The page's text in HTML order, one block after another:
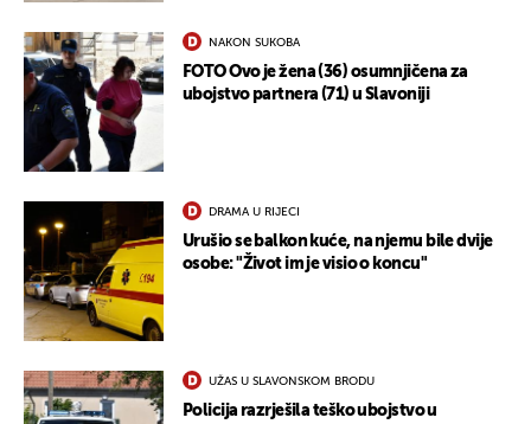
NAKON SUKOBA
FOTO Ovo je žena (36) osumnjičena za
ubojstvo partnera (71) u Slavoniji
DRAMA U RIJECI
Urušio se balkon kuće, na njemu bile dvije
osobe: "Život im je visio o koncu"
UŽAS U SLAVONSKOM BRODU
Policija razrješila teško ubojstvo u